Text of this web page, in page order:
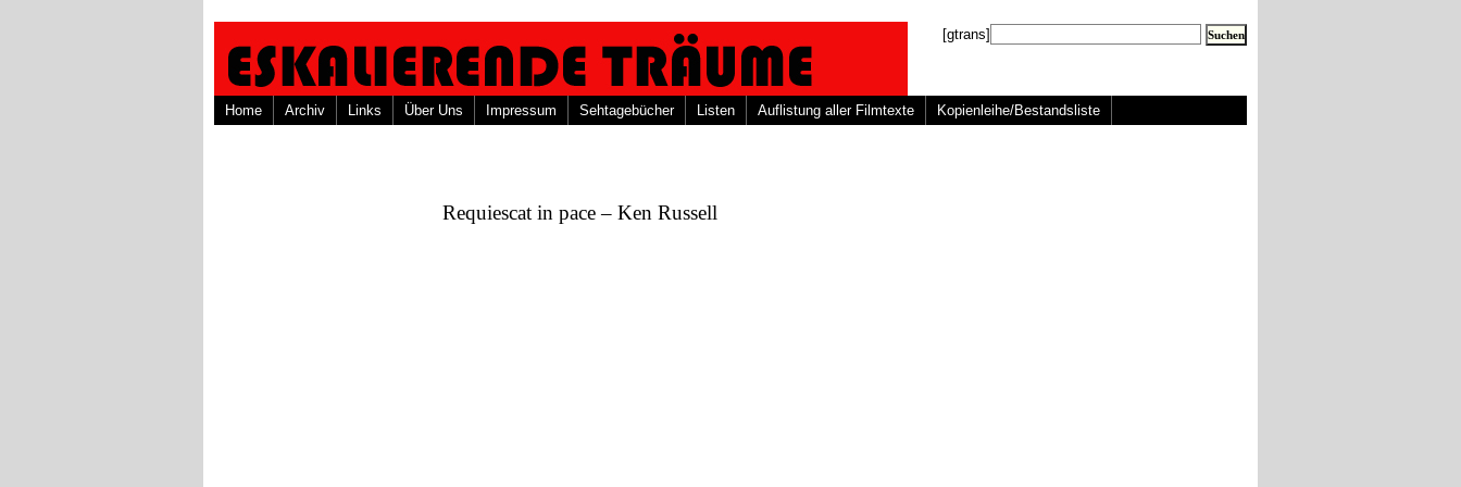
[gtrans]
Home Archiv Links Über Uns Impressum Sehtagebücher Listen Auflistung aller Filmtexte Kopienleihe/Bestandsliste
Requiescat in pace – Ken Russell